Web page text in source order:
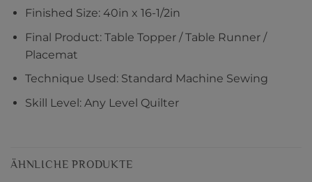
Finished Size: 40in x 16-1/2in
Final Product: Table Topper / Table Runner /
Placemat
Technique Used: Standard Machine Sewing
Skill Level: Any Level Quilter
ÄHNLICHE PRODUKTE